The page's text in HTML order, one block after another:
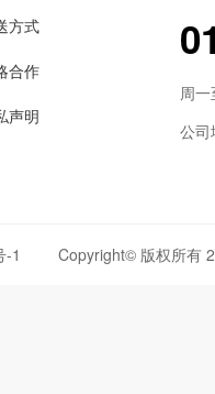
方式
合作
声明
周
公司
-1 Copyright© 版权所有